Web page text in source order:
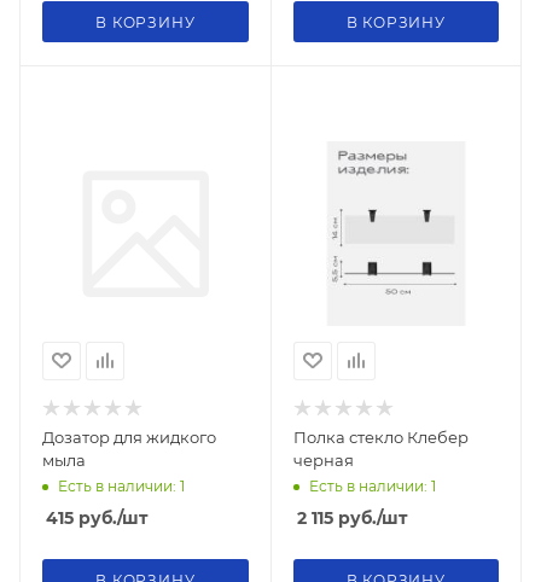
В КОРЗИНУ В КОРЗИНУ
Дозатор для жидкого
мыла
Есть в наличии: 1
415 руб./шт
Полка стекло Клебер
черная
Есть в наличии: 1
2 115руб./шт